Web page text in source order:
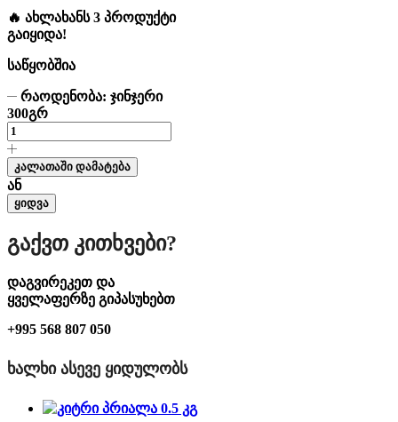
🔥 ახლახანს 3 პროდუქტი
გაიყიდა!
საწყობშია
რაოდენობა: ჯინჯერი
300გრ
კალათაში დამატება
ან
ყიდვა
Გაქვთ Კითხვები?
დაგვირეკეთ და
ყველაფერზე გიპასუხებთ
+995 568 807 050
ᲮᲐᲚᲮᲘ ᲐᲡᲔᲕᲔ ᲧᲘᲓᲣᲚᲝᲑᲡ